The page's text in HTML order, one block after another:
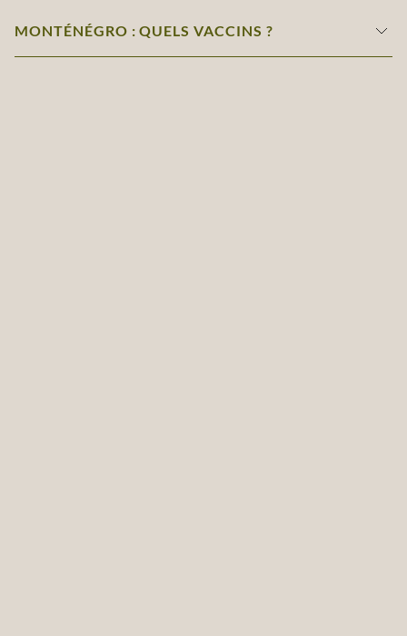
MONTÉNÉGRO : QUELS VACCINS ?